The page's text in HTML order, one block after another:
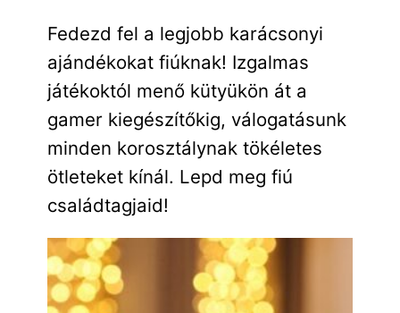
Fedezd fel a legjobb karácsonyi
ajándékokat fiúknak! Izgalmas
játékoktól menő kütyükön át a
gamer kiegészítőkig, válogatásunk
minden korosztálynak tökéletes
ötleteket kínál. Lepd meg fiú
családtagjaid!